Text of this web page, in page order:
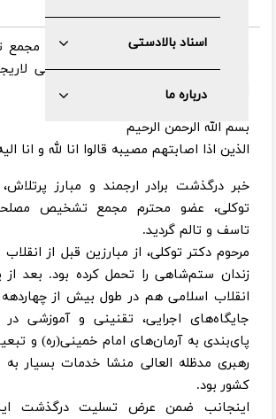
اسناد بالادستی
درباره ما
به گزارش مرکز رسانه و روابط عمومی
نظام، متن پیام آیت الله صادق آملی
بسم الله الرحمن الرحیم
الذین اذا اصابتهم مصیبه قالوا انا لله و انا
خبر درگذشت برادر ارجمند و مبارز
توکلی، عضو محترم مجمع تشخیص
تاسف و تالم گردید.
مرحوم دکتر توکلی، از مبارزین قبل از
زندان ستم‌شاهی را تحمل کرده بود. بعد از
انقلاب اسلامی هم در طول بیش از چهاردهه
جایگاه‌های اجرایی، تقنینی و آموزشی
پای‌بندی به آرمان‌های امام خمینی(ره) و
رهبری مدظله العالی منشا خدمات بسیار به
کشور بود.
اینجانب ضمن عرض تسلیت درگذشت